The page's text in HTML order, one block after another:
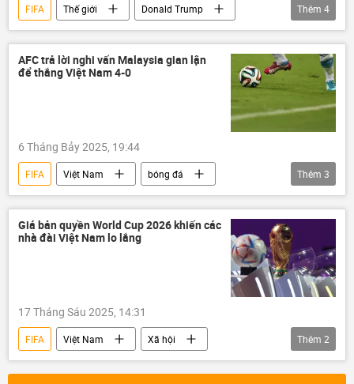
FIFA Thế giới
Donald Trump
Chính trị
Thể thao
World Cup
Hoa Kỳ
Thêm 4
AFC trả lời nghi vấn Malaysia gian lận
để thắng Việt Nam 4-0
6 Tháng Bảy 2025, 19:44
FIFA Việt Nam
bóng đá
Thế giới
Thể thao
Châu Á
trừng phạt
Thêm 3
Giá bản quyền World Cup 2026 khiến các
nhà đài Việt Nam lo lắng
17 Tháng Sáu 2025, 14:31
FIFA Việt Nam
Xã hội
Thể thao
Châu Á World Cup
Thêm 2